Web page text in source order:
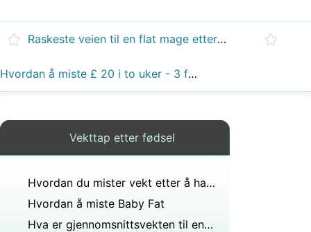
Raskeste veien til en flat mage etter graviditet
Hvordan å miste £ 20 i to uker - 3 feil som får deg til å mislykkes
Vekttap etter fødsel
Hvordan du mister vekt etter å ha en baby
Hvordan å miste Baby Fat
Hva er gjennomsnittsvekten til en 1-åring?